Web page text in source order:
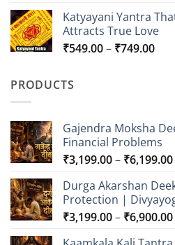
Katyayani Yantra
Attracts True Love
₹549.00– ₹749.00Price
PRODUCTS
Gajendra Moksha
Financial Problems
₹3,199.00– ₹6,199.00
Durga Akarshan
Protection |
₹3,199.00– ₹6,900.00